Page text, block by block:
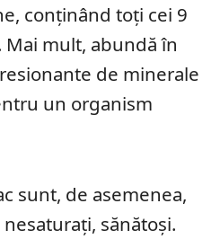
conținând toți cei 9
Mai mult, abundă în
de minerale
un organism
sunt, de asemenea,
sănătoși.